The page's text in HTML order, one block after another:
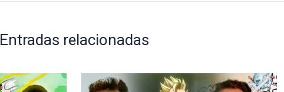
Entradas relacionadas